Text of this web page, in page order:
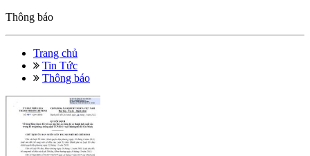
Thông báo
Trang chủ
Tin Tức
Thông báo